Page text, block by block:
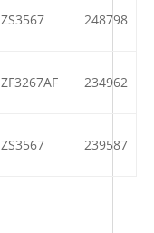
248798
234962
239587